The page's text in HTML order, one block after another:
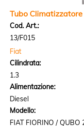
Tubo
Cod. Art.:
13/F015
Fiat
Cilindrata:
1.3
Alimentazione:
Diesel
Modello:
FIAT FIORINO / QUBO